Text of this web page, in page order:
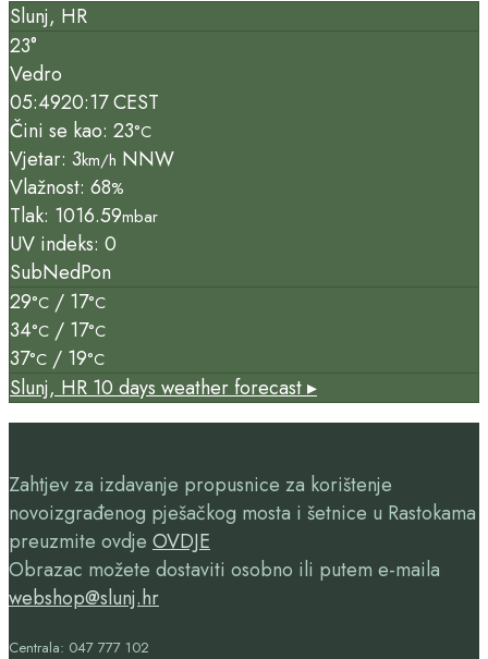
Slunj, HR
23°
Vedro
05:4920:17 CEST
Čini se kao: 23°C
Vjetar: 3km/h NNW
Vlažnost: 68%
Tlak: 1016.59mbar
UV indeks: 0
SubNedPon
29°C / 17°C
34°C / 17°C
37°C / 19°C
Slunj, HR 10 days weather forecast ▸
Zahtjev za izdavanje propusnice za korištenje
novoizgrađenog pješačkog mosta i šetnice u Rastokama
preuzmite ovdje OVDJE
Obrazac možete dostaviti osobno ili putem e-maila
webshop@slunj.hr
Centrala: 047 777 102